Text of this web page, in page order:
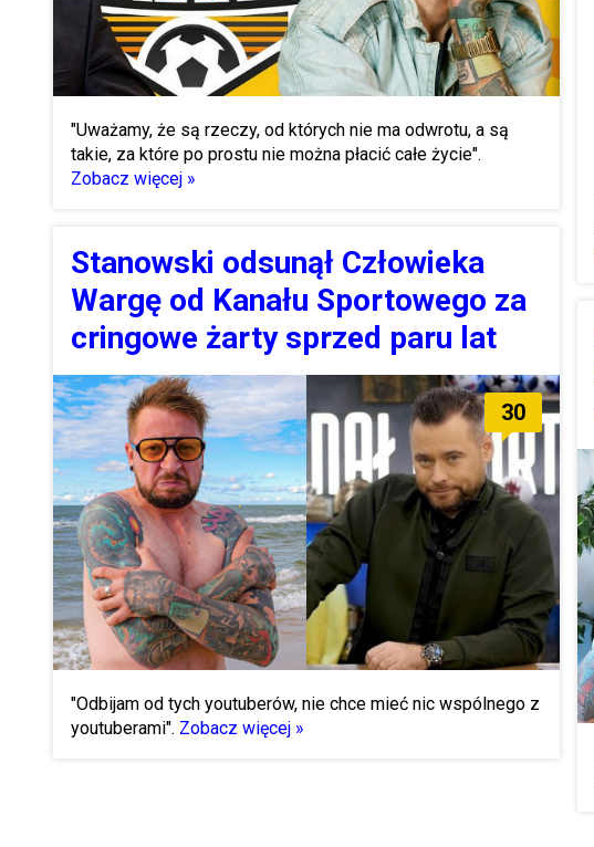
"Uważamy, że są rzeczy, od których nie ma odwrotu, a są
takie, za które po prostu nie można płacić całe życie".
Zobacz więcej »
Stanowski odsunął Człowieka
Wargę od Kanału Sportowego za
cringowe żarty sprzed paru lat
30
"Odbijam od tych youtuberów, nie chce mieć nic wspólnego z
youtuberami". Zobacz więcej »